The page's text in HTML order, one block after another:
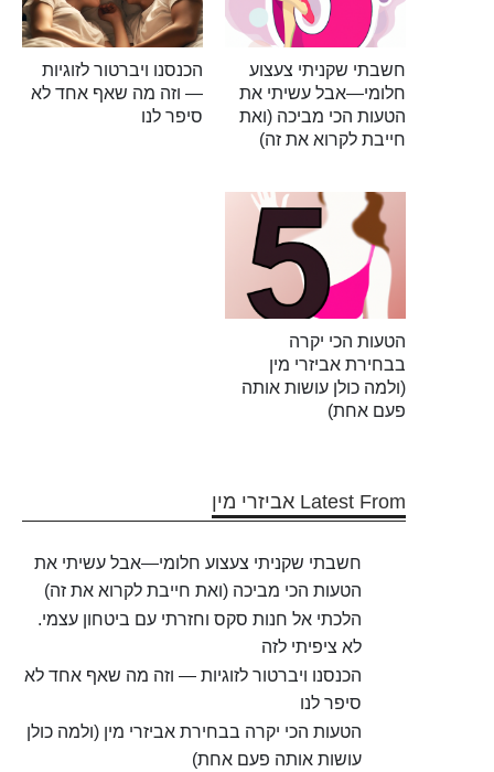
חשבתי שקניתי צעצוע
חלומי—אבל עשיתי את
הטעות הכי מביכה (ואת
חייבת לקרוא את זה)
הכנסנו ויברטור לזוגיות
— וזה מה שאף אחד לא
סיפר לנו
הטעות הכי יקרה
בבחירת אביזרי מין
(ולמה כולן עושות אותה
פעם אחת)
Latest From אביזרי מין
חשבתי שקניתי צעצוע חלומי—אבל עשיתי את
הטעות הכי מביכה (ואת חייבת לקרוא את זה)
הלכתי אל חנות סקס וחזרתי עם ביטחון עצמי.
לא ציפיתי לזה
הכנסנו ויברטור לזוגיות — וזה מה שאף אחד לא
סיפר לנו
הטעות הכי יקרה בבחירת אביזרי מין (ולמה כולן
עושות אותה פעם אחת)